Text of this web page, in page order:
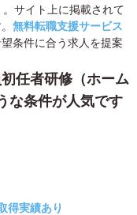
サイト上に掲載されて
無料転職支援サービス
条件に合う求人を提案
任者研修（ホーム
な条件が人気です
得実績あり